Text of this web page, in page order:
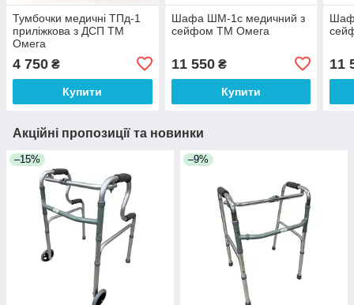
Тумбочки медичні ТПд-1
приліжкова з ДСП ТМ
Омега
4 750 ₴
Купити
Шафа ШМ-1с медичний з
сейфом ТМ Омега
11 550₴
Купити
11
Акційні пропозиції та новинки
–15% –9%